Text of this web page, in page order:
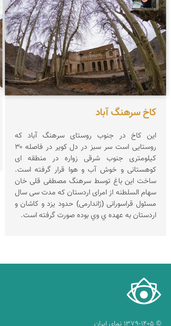
کاخ سرهنگ آباد
این کاخ در جنوب روستای سرهنگ آباد که
روستایی است سر سبز در دل کویر در فاصله ۳۰
کیلومتری جنوب شرقی زواره در منطقه ای
کوهستانی و خوش آب و هوا قرار گرفته است.
ساخت این باغ توسط سرهنگ مصطفی قلی خان
سهام السلطنه از امرای اردستان که مدت سی سال
مسئول قراسورانی (ژاندارمی) حدود یزد و کاشان و
اردستان به عهده ي وي بوده صورت گرفته است.